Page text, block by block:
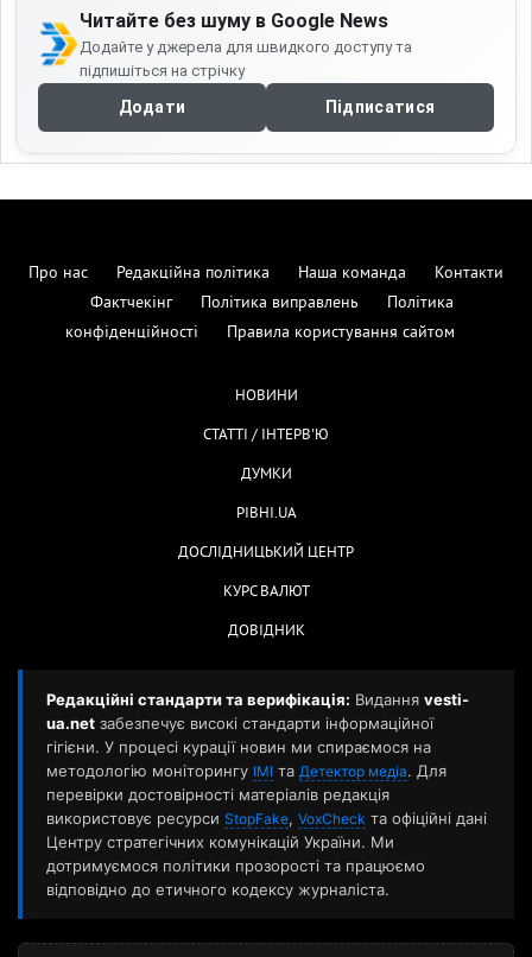
Читайте без шуму в Google News
Додайте у джерела для швидкого доступу та
підпишіться на стрічку
Додати Підписатися
Про нас Редакційна політика Наша команда
Контакти
Фактчекінг
Політика виправлень
Політика
конфіденційності
Правила користування сайтом
НОВИНИ
СТАТТІ / ІНТЕРВ'Ю
ДУМКИ
РІВНІ.UA
ДОСЛІДНИЦЬКИЙ ЦЕНТР
КУРС ВАЛЮТ
ДОВІДНИК
Редакційні стандарти та верифікація: Видання vesti-
ua.net забезпечує високі стандарти інформаційної
гігієни. У процесі курації новин ми спираємося на
методологію моніторингу ІМІ та Детектор медіа. Для
перевірки достовірності матеріалів редакція
використовує ресурси StopFake, VoxCheck та офіційні дані
Центру стратегічних комунікацій України. Ми
дотримуємося політики прозорості та працюємо
відповідно до етичного кодексу журналіста.